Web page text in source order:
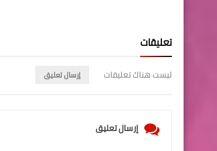
تعليقات
ليست هناك تعليقات إرسال تعليق
إرسال تعليق